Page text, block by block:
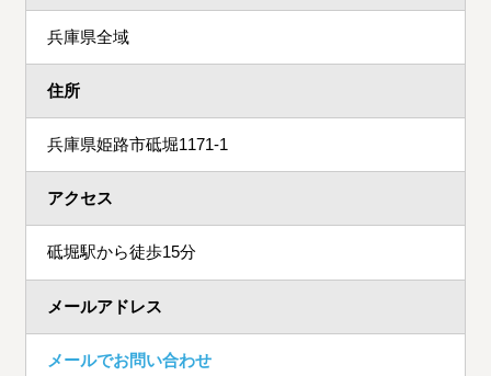
兵庫県全域
住所
兵庫県姫路市砥堀1171-1
アクセス
砥堀駅から徒歩15分
メールアドレス
メールでお問い合わせ